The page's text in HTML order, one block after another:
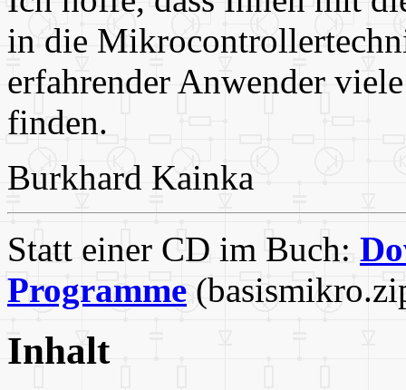
in die
erfahrender Anwender
finden.
Burkhard Kainka
Statt einer CD im Buch:
Programme
Inhalt